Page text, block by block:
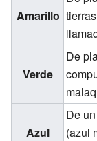
Amarillo
Verde
De
Azul
De
(azul